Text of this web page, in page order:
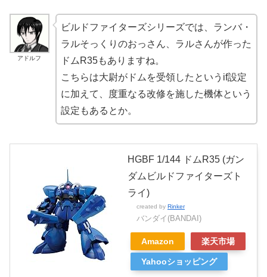
アドルフ
ビルドファイターズシリーズでは、ランバ・
ラルそっくりのおっさん、ラルさんが作った
ドムR35もありますね。
こちらは大尉がドムを受領したというif設定
に加えて、度重なる改修を施した機体という
設定もあるとか。
HGBF 1/144 ドムR35 (ガン
ダムビルドファイターズト
ライ)
created by Rinker
バンダイ(BANDAI)
Amazon 楽天市場
Yahooショッピング